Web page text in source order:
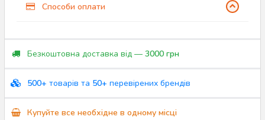
Способи оплати
Безкоштовна доставка від — 3000 грн
500+ товарів та 50+ перевірених брендів
Купуйте все необхідне в одному місці